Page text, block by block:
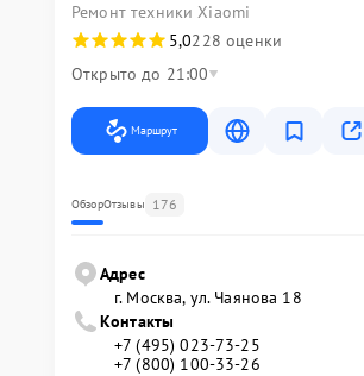
Ремонт техники Xiaomi
5,0228 оценки
Открыто до 21:00
Маршрут
ОбзорОтзывы 176
Адрес
г. Москва, ул. Чаянова 18
Контакты
+7 (495) 023-73-25
+7 (800) 100-33-26